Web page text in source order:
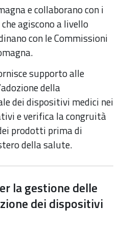
e collaborano con i
agiscono a livello
con le Commissioni
supporto alle
della
dei dispositivi medici nei
e verifica la congruità
prodotti prima di
della salute.
la gestione delle
dei dispositivi